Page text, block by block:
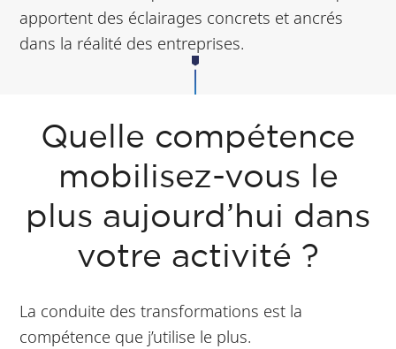
apportent des éclairages concrets et ancrés
dans la réalité des entreprises.
Quelle compétence
mobilisez-vous le
plus aujourd’hui dans
votre activité ?
La conduite des transformations est la
compétence que j’utilise le plus.